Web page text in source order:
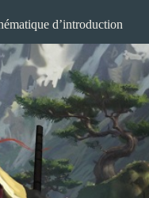
d’introduction